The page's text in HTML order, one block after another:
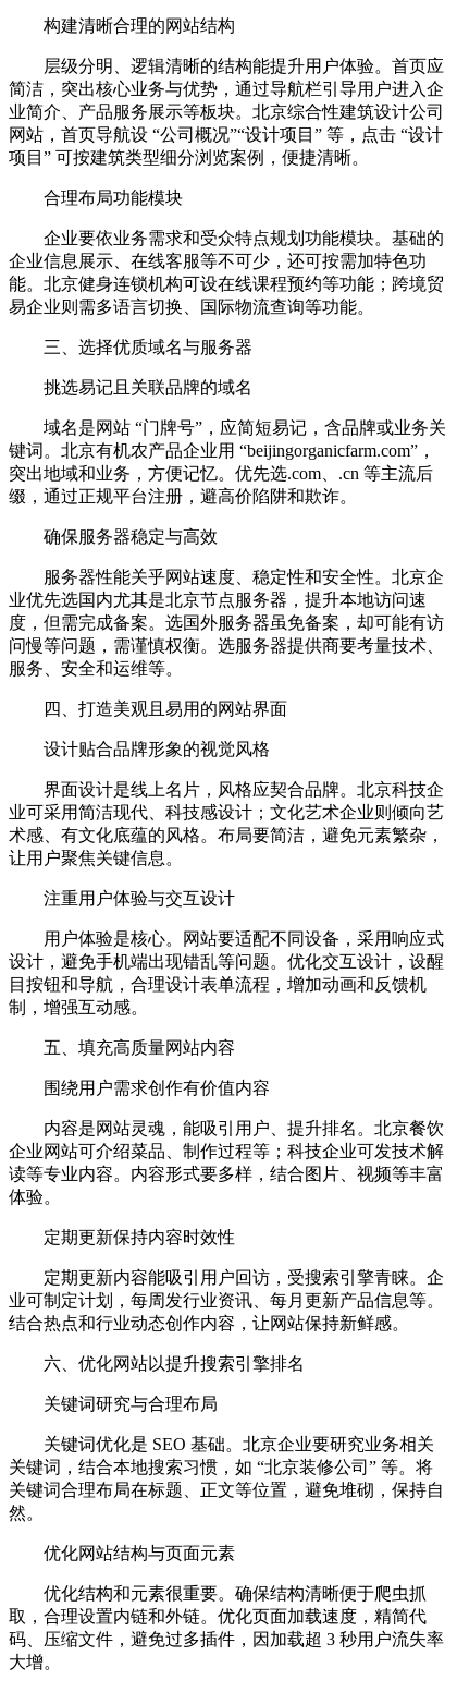
构建清晰合理的网站结构
层级分明、逻辑清晰的结构能提升用户体验。首页应
简洁，突出核心业务与优势，通过导航栏引导用户进入企
业简介、产品服务展示等板块。北京综合性建筑设计公司
网站，首页导航设 “公司概况”“设计项目” 等，点击 “设计
项目” 可按建筑类型细分浏览案例，便捷清晰。
合理布局功能模块
企业要依业务需求和受众特点规划功能模块。基础的
企业信息展示、在线客服等不可少，还可按需加特色功
能。北京健身连锁机构可设在线课程预约等功能；跨境贸
易企业则需多语言切换、国际物流查询等功能。
三、选择优质域名与服务器
挑选易记且关联品牌的域名
域名是网站 “门牌号”，应简短易记，含品牌或业务关
键词。北京有机农产品企业用 “beijingorganicfarm.com”，
突出地域和业务，方便记忆。优先选.com、.cn 等主流后
缀，通过正规平台注册，避高价陷阱和欺诈。
确保服务器稳定与高效
服务器性能关乎网站速度、稳定性和安全性。北京企
业优先选国内尤其是北京节点服务器，提升本地访问速
度，但需完成备案。选国外服务器虽免备案，却可能有访
问慢等问题，需谨慎权衡。选服务器提供商要考量技术、
服务、安全和运维等。
四、打造美观且易用的网站界面
设计贴合品牌形象的视觉风格
界面设计是线上名片，风格应契合品牌。北京科技企
业可采用简洁现代、科技感设计；文化艺术企业则倾向艺
术感、有文化底蕴的风格。布局要简洁，避免元素繁杂，
让用户聚焦关键信息。
注重用户体验与交互设计
用户体验是核心。网站要适配不同设备，采用响应式
设计，避免手机端出现错乱等问题。优化交互设计，设醒
目按钮和导航，合理设计表单流程，增加动画和反馈机
制，增强互动感。
五、填充高质量网站内容
围绕用户需求创作有价值内容
内容是网站灵魂，能吸引用户、提升排名。北京餐饮
企业网站可介绍菜品、制作过程等；科技企业可发技术解
读等专业内容。内容形式要多样，结合图片、视频等丰富
体验。
定期更新保持内容时效性
定期更新内容能吸引用户回访，受搜索引擎青睐。企
业可制定计划，每周发行业资讯、每月更新产品信息等。
结合热点和行业动态创作内容，让网站保持新鲜感。
六、优化网站以提升搜索引擎排名
关键词研究与合理布局
关键词优化是 SEO 基础。北京企业要研究业务相关
关键词，结合本地搜索习惯，如 “北京装修公司” 等。将
关键词合理布局在标题、正文等位置，避免堆砌，保持自
然。
优化网站结构与页面元素
优化结构和元素很重要。确保结构清晰便于爬虫抓
取，合理设置内链和外链。优化页面加载速度，精简代
码、压缩文件，避免过多插件，因加载超 3 秒用户流失率
大增。